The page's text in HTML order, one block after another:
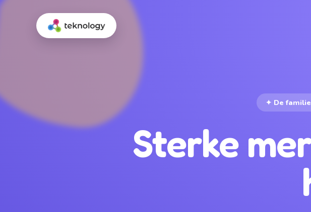
✦ De
Sterke